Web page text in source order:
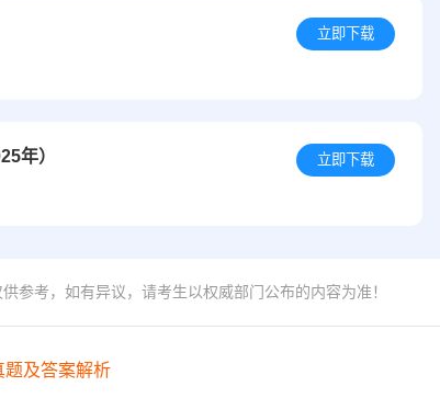
立即下载
年） 立即下载
参考，如有异议，请考生以权威部门公布的内容为准！
题及答案解析